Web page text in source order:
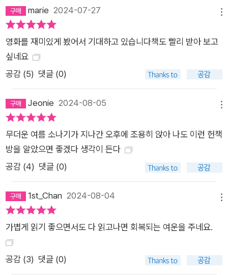
에서 방일 외국인 관광객의 늘어난 발길로 진보초가 의외의 선전
을 하고 있는 데 실제로 기여했다.자극적인 사건 없이 잔잔하게
흘러가는 이 책은 진보초 고서점가만큼이나 시간이 느릿느릿 흐
르는 책이다. 세계 곳곳의 독자에게 가닿는 데에 13년의 오랜 시
간이 필요했듯 작품 내적으로나 외적으로나 ‘헌책 같은 소설’이라
휴가를 주었던 것처럼, 이 책은 바쁜 일상을 보내는 독자에게 안
락하고 여유로운 휴가를 선사할 것이다.
marie 2024-07-27
영화를 재미있게 봤어서 기대하고 있습니다책도 빨리 받아 보고
싶네요
공감 (5) 댓글 (0)
Jeonie 2024-08-05
무더운 여름 소나기가 지나간 오후에 조용히 앉아 나도 이런 헌책
방을 알았으면 좋겠다 생각이 든다
공감 (4) 댓글 (0)
1st_Chan 2024-08-04
가볍게 읽기 좋으면서도 다 읽고나면 회복되는 여운을 주네요.
공감 (3) 댓글 (0)